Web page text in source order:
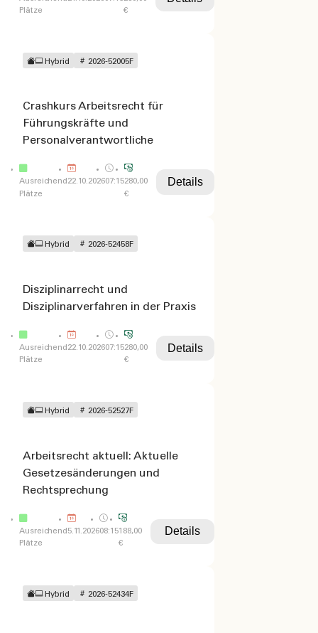
Plätze
€
Hybrid 2026-52005F
Crashkurs Arbeitsrecht für
Führungskräfte und
Personalverantwortliche
Ausreichend
Plätze
22.10.202607:15280,00
€
Details
Hybrid 2026-52458F
Disziplinarrecht und
Disziplinarverfahren in der Praxis
Ausreichend
Plätze
22.10.202607:15280,00
€
Details
Hybrid 2026-52527F
Arbeitsrecht aktuell: Aktuelle
Gesetzesänderungen und
Rechtsprechung
Ausreichend
Plätze
5.11.202608:15188,00
€
Details
Hybrid 2026-52434F